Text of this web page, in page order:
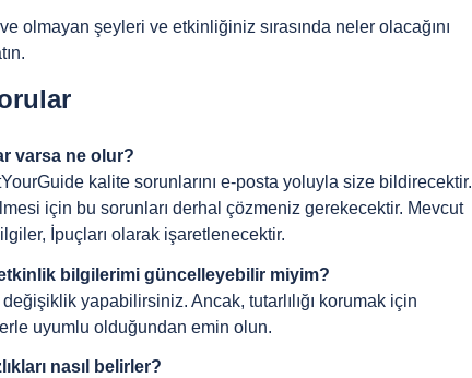
olmayan şeyleri ve etkinliğiniz sırasında neler olacağını
varsa ne olur?
kalite sorunlarını e-posta yoluyla size bildirecektir.
için bu sorunları derhal çözmeniz gerekecektir. Mevcut
İpuçları olarak işaretlenecektir.
bilgilerimi güncelleyebilir miyim?
yapabilirsiniz. Ancak, tutarlılığı korumak için
uyumlu olduğundan emin olun.
nasıl belirler?